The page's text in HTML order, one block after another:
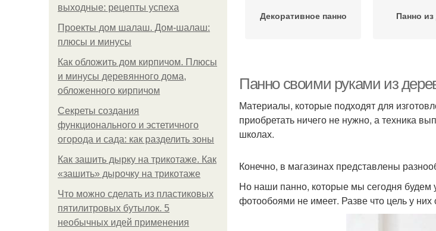
выходные: рецепты успеха
Проекты дом шалаш. Дом-шалаш:
плюсы и минусы
Как обложить дом кирпичом. Плюсы
и минусы деревянного дома,
обложенного кирпичом
Секреты создания
функционального и эстетичного
огорода и сада: как разделить зоны
Как зашить дырку на трикотаже. Как
«зашить» дырочку на трикотаже
Что можно сделать из пластиковых
пятилитровых бутылок. 5
необычных идей применения
Декоративное панно Панно
Панно своими руками из
Материалы, которые подходят для
приобретать ничего не нужно, а техника
школах.
Конечно, в магазинах представлены
Но наши панно, которые мы сегодня будем
фотообоями не имеет. Разве что цель у